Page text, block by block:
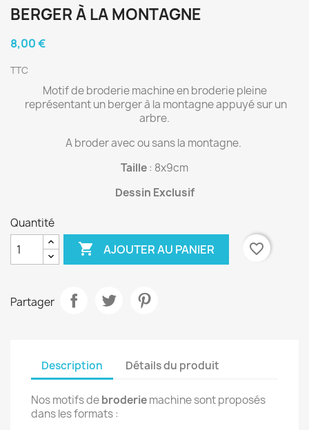
BERGER À LA MONTAGNE
8,00 €
TTC
Motif de broderie machine en broderie pleine
représentant un berger à la montagne appuyé sur un
arbre.
A broder avec ou sans la montagne.
Taille: 8x9cm
Dessin Exclusif
Quantité
 AJOUTER AU PANIER favorite_border
Partager
Description Détails du produit
Nos motifs debroderiemachine sont proposés
dans les formats :